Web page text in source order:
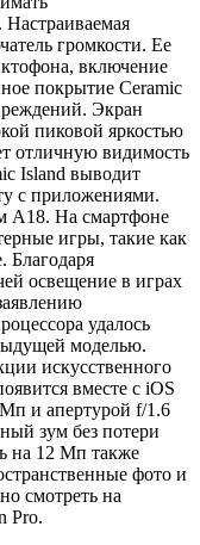
Настраиваемая
громкости. Ее
включение
покрытие Ceramic
Экран
пиковой яркостью
отличную видимость
Island выводит
с приложениями.
A18. На смартфоне
игры, такие как
Благодаря
освещение в играх
удалось
моделью.
искусственного
вместе с iOS
и апертурой f/1.6
зум без потери
на 12 Мп также
фото и
смотреть на
Pro.